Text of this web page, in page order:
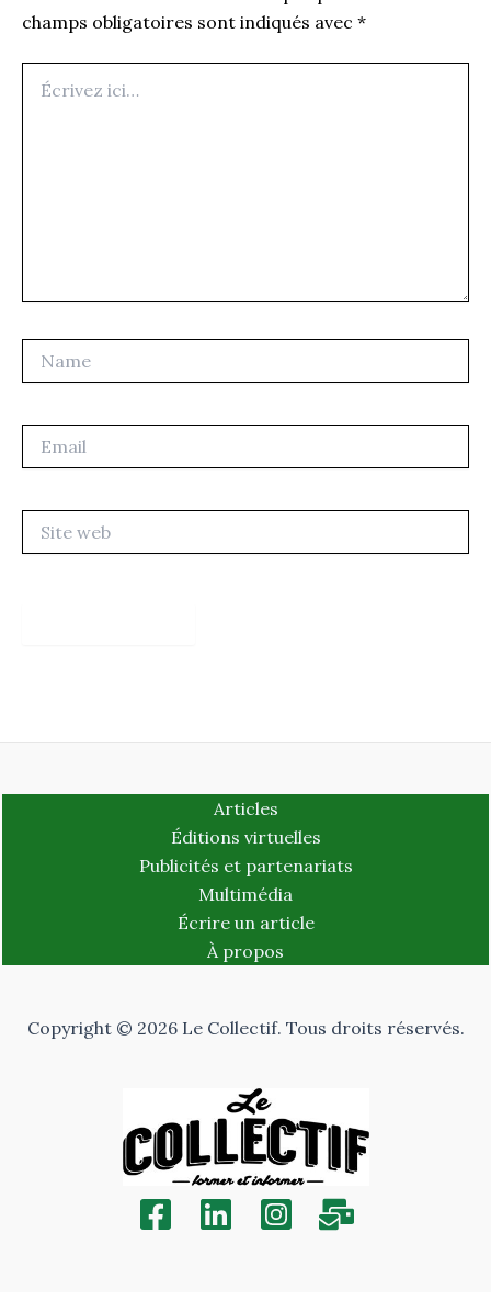
champs obligatoires sont indiqués avec *
ici…
web
Articles
Éditions virtuelles
Publicités et partenariats
Multimédia
Écrire un article
À propos
Copyright © 2026 Le Collectif. Tous droits réservés.